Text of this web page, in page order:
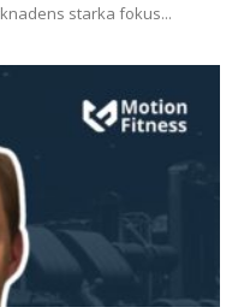
starka fokus...